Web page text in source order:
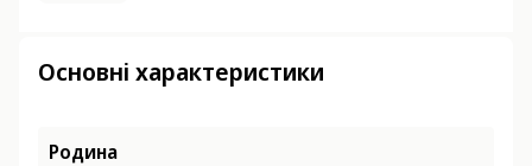
Основні характеристики
Родина